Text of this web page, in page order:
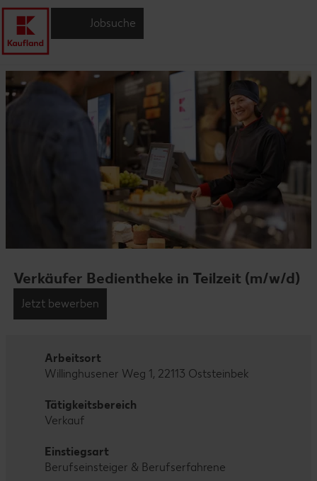
Jobsuche
Verkäufer Bedientheke in Teilzeit (m/w/d)
Jetzt bewerben
Arbeitsort
Willinghusener Weg 1, 22113 Oststeinbek
Tätigkeitsbereich
Verkauf
Einstiegsart
Berufseinsteiger & Berufserfahrene